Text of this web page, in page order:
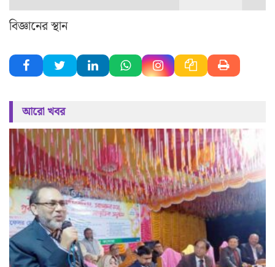
বিজ্ঞানের স্থান
আরো খবর